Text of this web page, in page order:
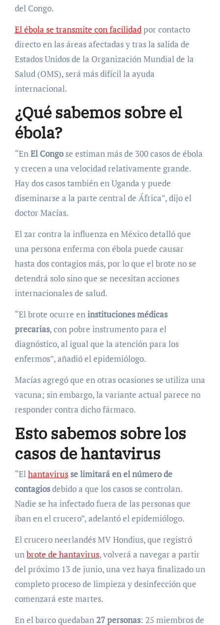
del Congo.
El ébola se transmite con facilidadpor contacto
directo en las áreas afectadas y tras la salida de
Estados Unidos de la Organización Mundial de la
Salud (OMS), será más difícil la ayuda
internacional.
¿Qué sabemos sobre el
ébola?
“En El Congose estiman más de 300 casos de ébola
y crecen a una velocidad relativamente grande.
Hay dos casos también en Uganda y puede
diseminarse a la parte central de África”, dijo el
doctor Macías.
El zar contra la influenza en México detalló que
una persona enferma con ébola puede causar
hasta dos contagios más, por lo que el brote no se
detendrá solo sino que se necesitan acciones
internacionales de salud.
“El brote ocurre en instituciones médicas
precarias, con pobre instrumento para el
diagnóstico, al igual que la atención para los
enfermos”, añadió el epidemiólogo.
Macías agregó que en otras ocasiones se utiliza una
vacuna; sin embargo, la variante actual parece no
responder contra dicho fármaco.
Esto sabemos sobre los
casos de hantavirus
“Elhantavirus se limitará en el número de
contagiosdebido a que los casos se controlan.
Nadie se ha infectado fuera de las personas que
iban en el crucero”, adelantó el epidemiólogo.
El crucero neerlandés MV Hondius, que registró
unbrote de hantavirus, volverá a navegar a partir
del próximo 13 de junio, una vez haya finalizado un
completo proceso de limpieza y desinfección que
comenzará este martes.
En el barco quedaban27 personas: 25 miembros de